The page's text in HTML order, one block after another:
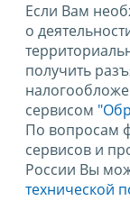
Если Вам
о
получить
сервисом
По вопросам
сервисов и
России Вы
технической